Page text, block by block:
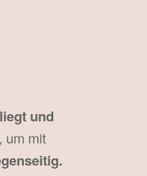
und
um mit